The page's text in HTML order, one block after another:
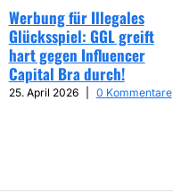
Werbung für Illegales
Glücksspiel: GGL greift
hart gegen Influencer
Capital Bra durch!
25. April 2026 0 Kommentare